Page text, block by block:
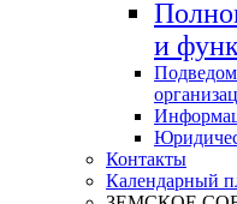
и
Контакты
Календарный